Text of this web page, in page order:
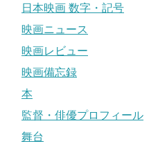
日本映画 数字・記号
映画ニュース
映画レビュー
映画備忘録
本
監督・俳優プロフィール
舞台